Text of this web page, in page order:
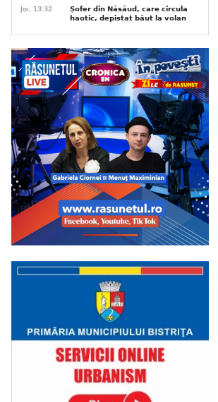
Joi, 13:32
Șofer din Năsăud, care circula
haotic, depistat băut la volan